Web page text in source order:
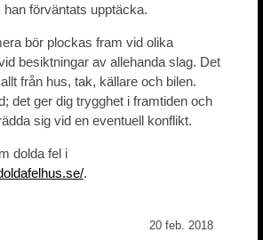
förväntats upptäcka.
bör plockas fram vid olika
besiktningar av allehanda slag. Det
från hus, tak, källare och bilen.
det ger dig trygghet i framtiden och
sig vid en eventuell konflikt.
dolda fel i
.
20 feb. 2018